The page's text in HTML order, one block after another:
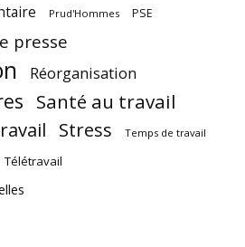
Prud'Hommes PSE
presse
Réorganisation
Santé au travail
Stress Temps de travail
Télétravail